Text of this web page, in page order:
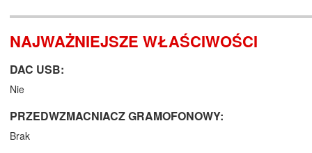
NAJWAŻNIEJSZE WŁAŚCIWOŚCI
DAC USB:
Nie
PRZEDWZMACNIACZ GRAMOFONOWY:
Brak